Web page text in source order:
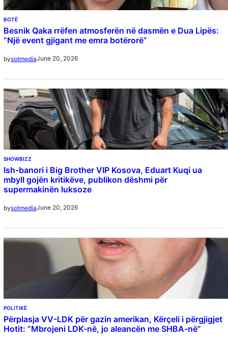
BOTË
Besnik Qaka rrëfen atmosferën në dasmën e Dua Lipës:
“Një event gjigant me emra botërorë”
bysotmediaJune 20, 2026
SHOWBIZZ
Ish-banori i Big Brother VIP Kosova, Eduart Kuqi ua
mbyll gojën kritikëve, publikon dëshmi për
supermakinën luksoze
bysotmediaJune 20, 2026
POLITIKË
Përplasja VV-LDK për gazin amerikan, Kërçeli i përgjigjet
Hotit: “Mbrojeni LDK-në, jo aleancën me SHBA-në”